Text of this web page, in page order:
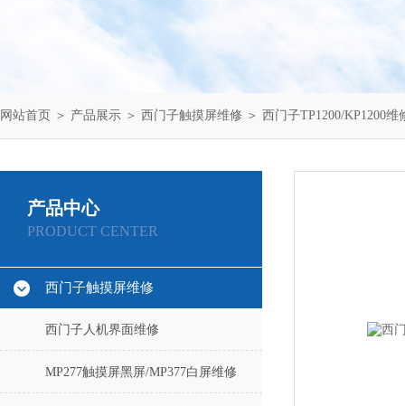
网站首页 ＞ 产品展示 ＞ 西门子触摸屏维修 ＞ 西门子TP1200/KP1200维
产品中心
PRODUCT CENTER
西门子触摸屏维修
西门子人机界面维修
MP277触摸屏黑屏/MP377白屏维修